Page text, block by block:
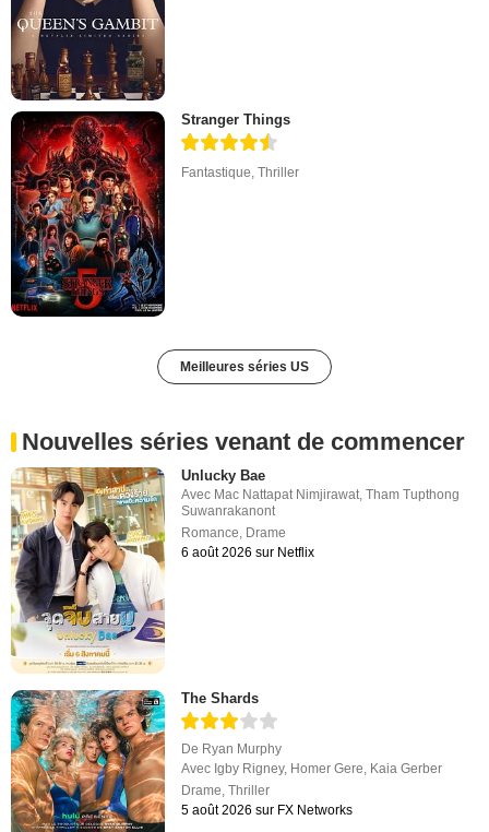
Stranger Things
Fantastique,Thriller
Meilleures séries US
Nouvelles séries venant de commencer
Unlucky Bae
Avec Mac Nattapat Nimjirawat,Tham Tupthong
Suwanrakanont
Romance, Drame
6 août 2026 sur Netflix
The Shards
De Ryan Murphy
Avec Igby Rigney, Homer Gere Kaia Gerber
Drame ,Thriller
5 août 2026 sur FX Networks